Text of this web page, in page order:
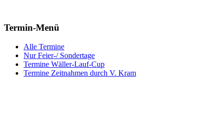
Termin-Menü
Alle Termine
Nur Feier-/ Sondertage
Termine Wäller-Lauf-Cup
Termine Zeitnahmen durch V. Kram